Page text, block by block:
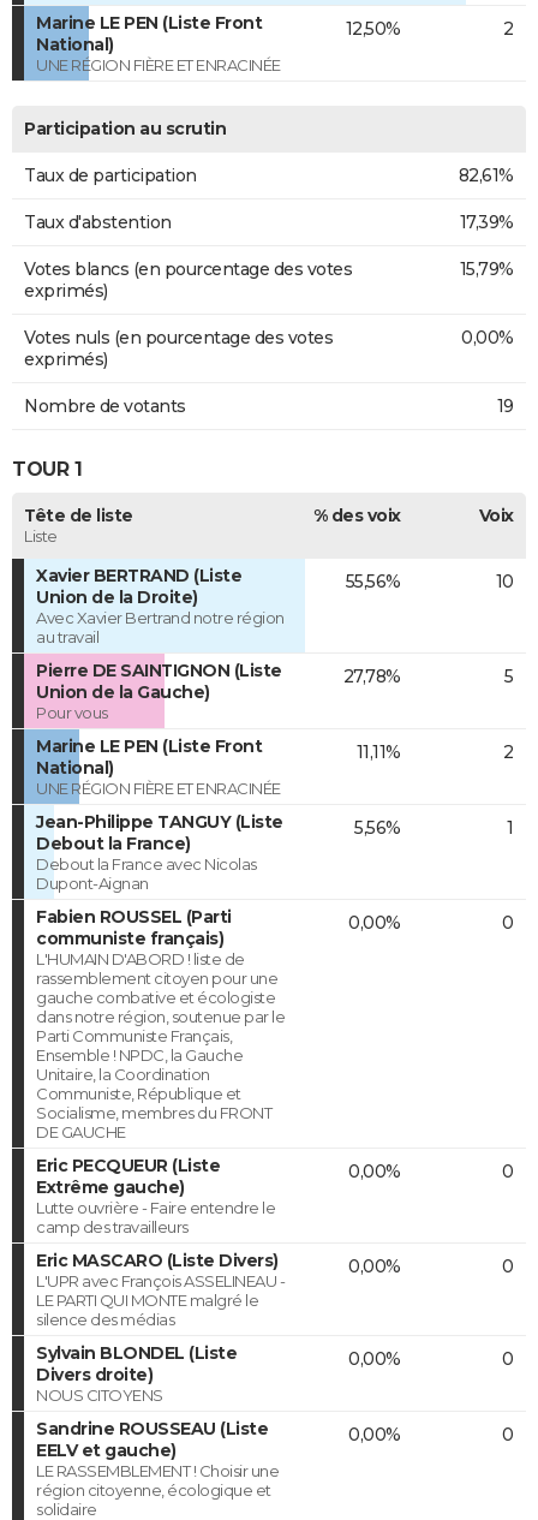
Marine LE PEN (Liste Front
National)
UNE RÉGION FIÈRE ET ENRACINÉE
12,50% 2
Participation au scrutin
Taux de participation 82,61%
Taux d'abstention 17,39%
Votes blancs (en pourcentage des votes
exprimés)
15,79%
Votes nuls (en pourcentage des votes
exprimés)
0,00%
Nombre de votants 19
TOUR 1
Tête de liste
Liste
% des voix Voix
Xavier BERTRAND (Liste
Union de la Droite)
Avec Xavier Bertrand notre région
au travail
55,56% 10
Pierre DE SAINTIGNON (Liste
Union de la Gauche)
Pour vous
27,78% 5
Marine LE PEN (Liste Front
National)
UNE RÉGION FIÈRE ET ENRACINÉE
11,11% 2
Jean-Philippe TANGUY (Liste
Debout la France)
Debout la France avec Nicolas
Dupont-Aignan
5,56% 1
Fabien ROUSSEL (Parti
communiste français)
L'HUMAIN D'ABORD ! liste de
rassemblement citoyen pour une
gauche combative et écologiste
dans notre région, soutenue par le
Parti Communiste Français,
Ensemble ! NPDC, la Gauche
Unitaire, la Coordination
Communiste, République et
Socialisme, membres du FRONT
DE GAUCHE
0,00% 0
Eric PECQUEUR (Liste
Extrême gauche)
Lutte ouvrière - Faire entendre le
camp des travailleurs
0,00% 0
Eric MASCARO (Liste Divers)
L'UPR avec François ASSELINEAU -
LE PARTI QUI MONTE malgré le
silence des médias
0,00% 0
Sylvain BLONDEL (Liste
Divers droite)
NOUS CITOYENS
0,00% 0
Sandrine ROUSSEAU (Liste
EELV et gauche)
LE RASSEMBLEMENT ! Choisir une
région citoyenne, écologique et
solidaire
0,00% 0